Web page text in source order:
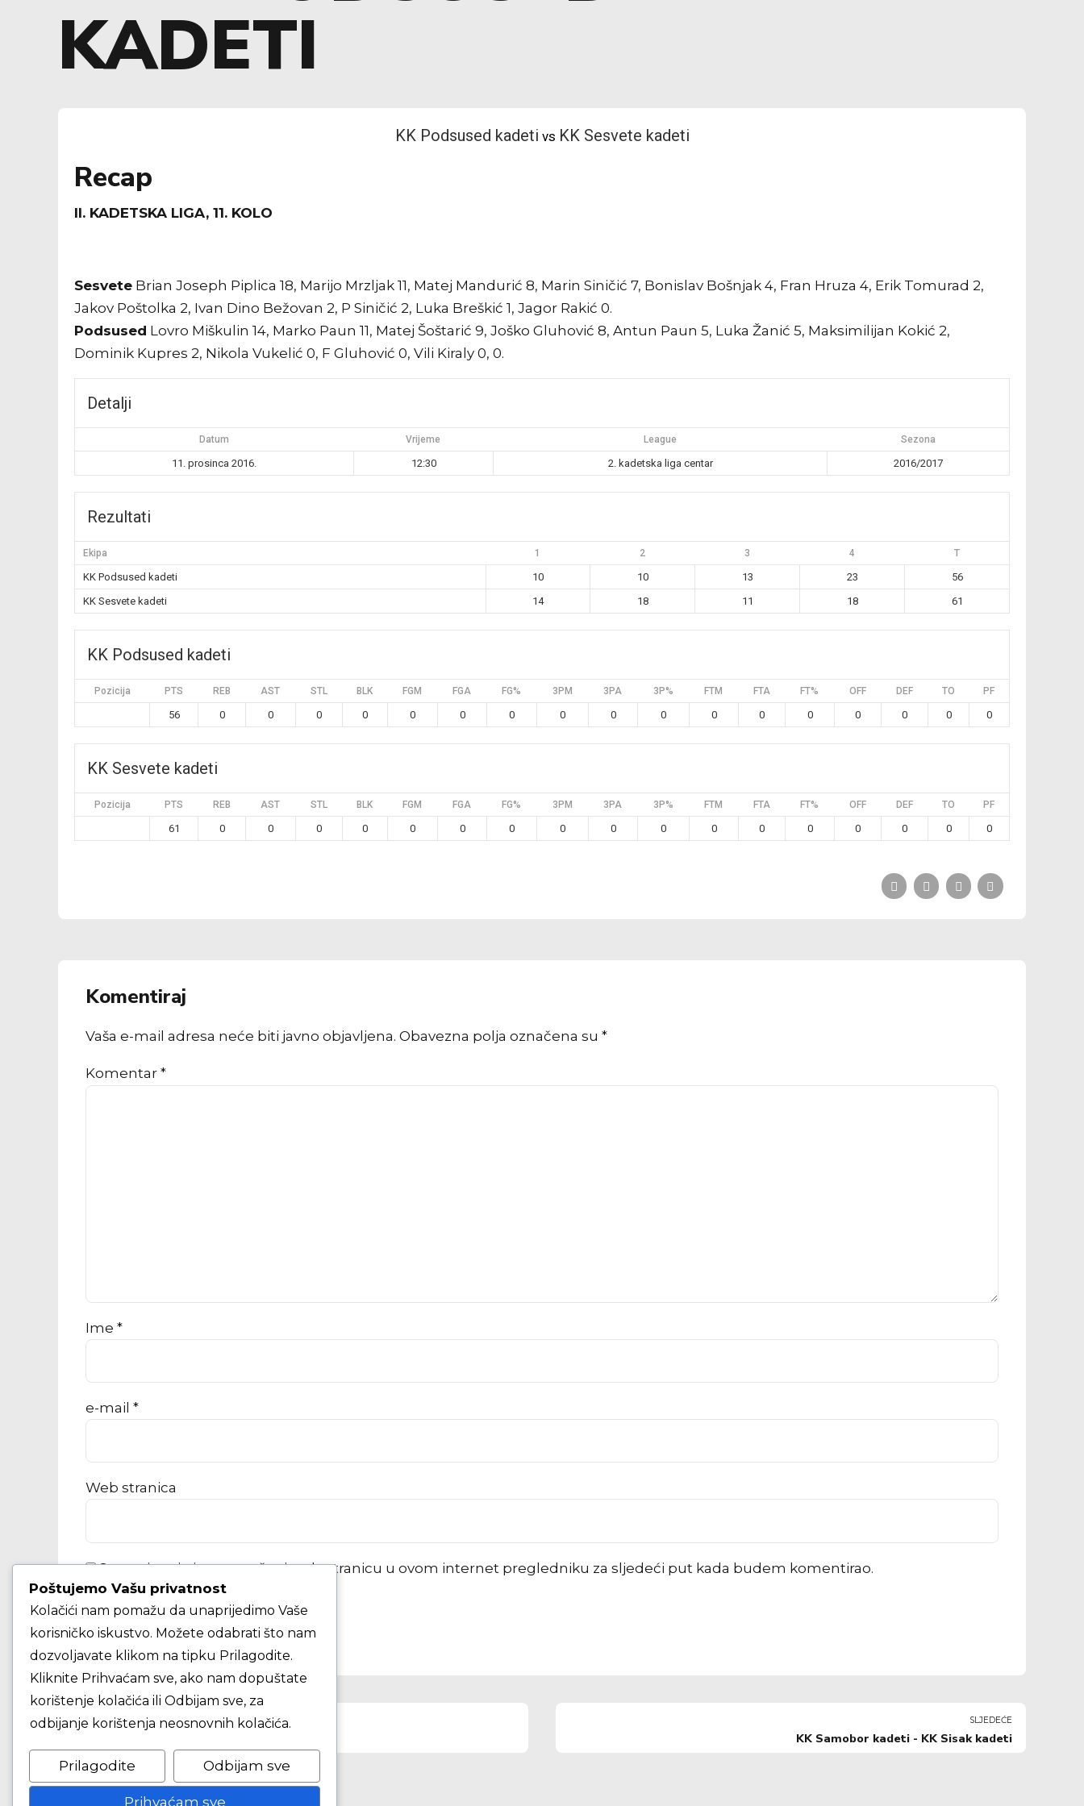
KADETI
KK Podsused kadeti vs KK Sesvete kadeti
Recap
II. KADETSKA LIGA, 11. KOLO
Sesvete Brian Joseph Piplica 18, Marijo Mrzljak 11, Matej Mandurić 8, Marin Siničić 7, Bonislav Bošnjak 4, Fran Hruza 4, Erik Tomurad 2,
Jakov Poštolka 2, Ivan Dino Bežovan 2, P Siničić 2, Luka Breškić 1, Jagor Rakić 0.
Podsused Lovro Miškulin 14, Marko Paun 11, Matej Šoštarić 9, Joško Gluhović 8, Antun Paun 5, Luka Žanić 5, Maksimilijan Kokić 2,
Dominik Kupres 2, Nikola Vukelić 0, F Gluhović 0, Vili Kiraly 0, 0.
Detalji
Datum Vrijeme League Sezona
11. prosinca 2016. 12:30 2. kadetska liga centar 2016/2017
Rezultati
Ekipa 1 2 3 4 T
KK Podsused kadeti 10 10 13 23
56
KK Sesvete kadeti
14 18 11 18 61
KK Podsused kadeti
Pozicija PTS REB AST STL BLK FGM FGA FG% 3PM 3PA 3P% FTM FTA FT% OFF DEF TO PF
56 0 0 0 0 0 0 0 0 0 0 0 0 0 0 0 0 0
KK Sesvete kadeti
Pozicija PTS REB AST STL BLK FGM FGA FG% 3PM 3PA 3P% FTM FTA FT% OFF DEF TO PF
61 0 0 0 0 0 0 0 0 0 0 0 0 0 0 0 0 0
Komentiraj
Vaša e-mail adresa neće biti javno objavljena. Obavezna polja označena su *
Komentar *
Ime *
e-mail *
Web stranica
Spremi moje ime, e-poštu i web-stranicu u ovom internet pregledniku za sljedeći put kada budem komentirao.
KOMENTAR ČLANKA
PRETHODNO SLJEDEĆE
KK Samobor kadeti - KK Sisak kadeti
Poštujemo Vašu privatnost
Kolačići nam pomažu da unaprijedimo Vaše
korisničko iskustvo. Možete odabrati što nam
dozvoljavate klikom na tipku Prilagodite.
Kliknite Prihvaćam sve, ako nam dopuštate
korištenje kolačića ili Odbijam sve, za
odbijanje korištenja neosnovnih kolačića.
Prilagodite Odbijam sve
Prihvaćam sve